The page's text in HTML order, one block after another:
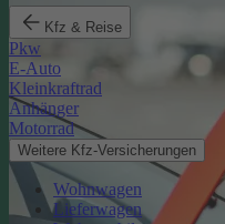
Kfz & Reise
Pkw
E-Auto
Kleinkraftrad
Anhänger
Motorrad
Weitere Kfz-Versicherungen
Wohnwagen
Lieferwagen